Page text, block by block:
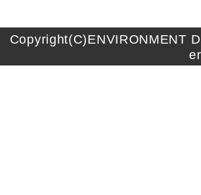
Copyright(C)ENVIRONMENT